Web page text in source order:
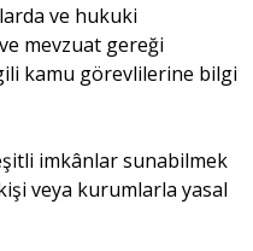
ve hukuki
mevzuat gereği
kamu görevlilerine bilgi
imkânlar sunabilmek
veya kurumlarla yasal